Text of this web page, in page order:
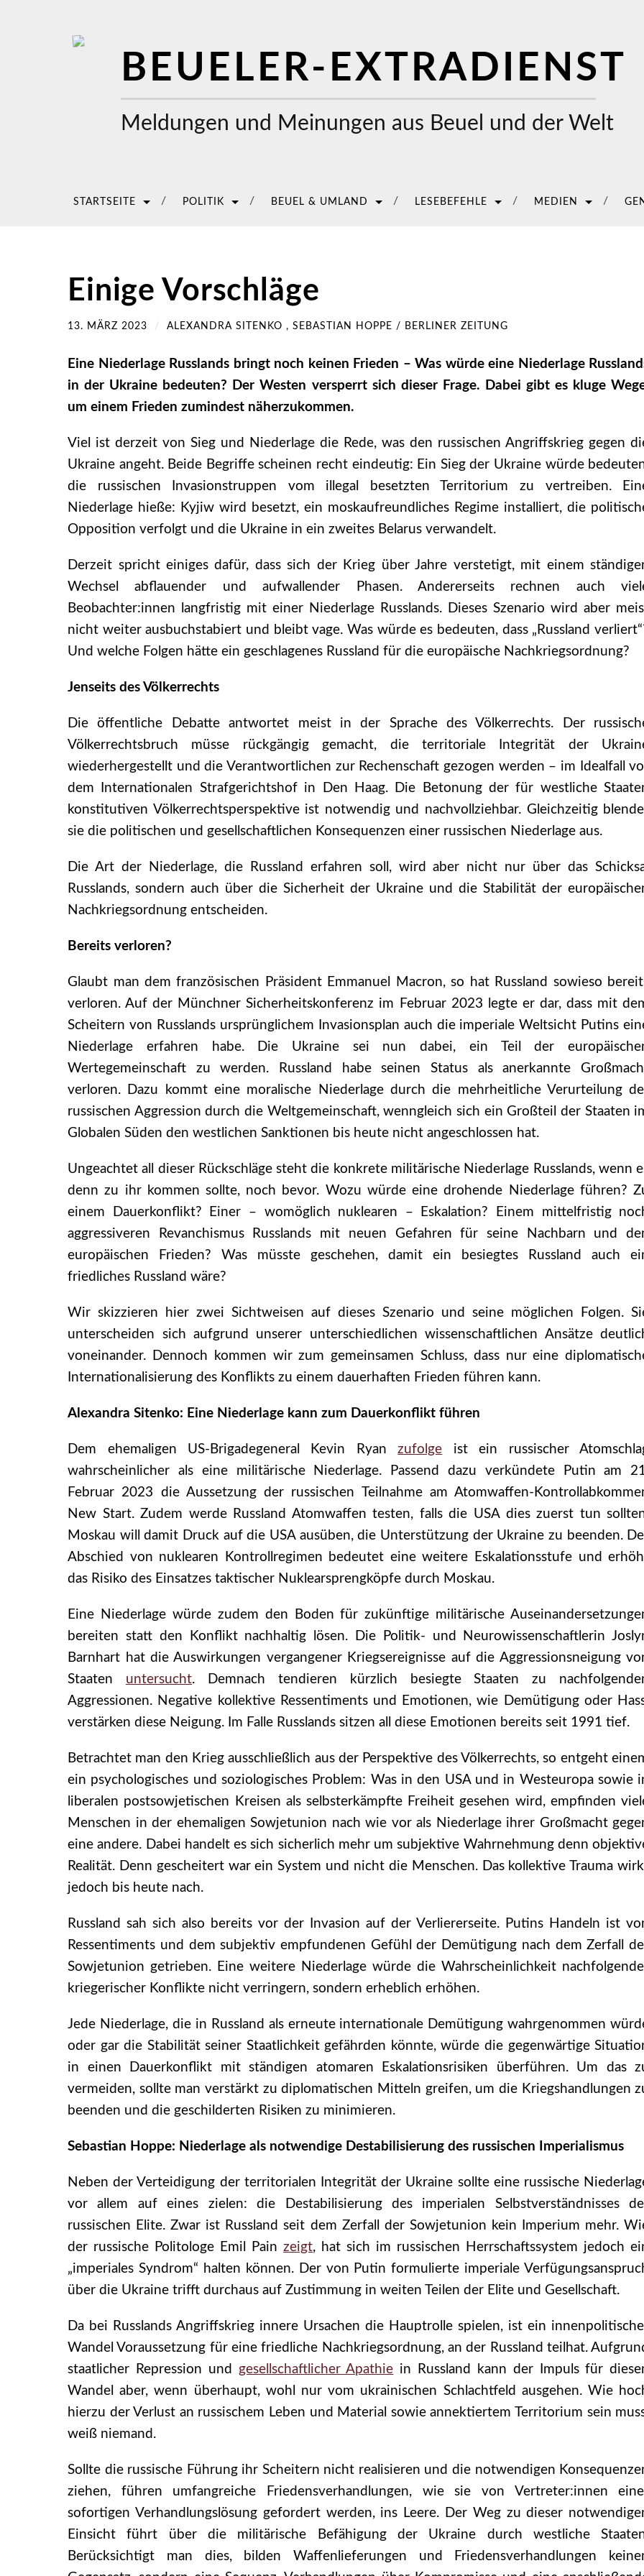
BEUELER-EXTRADIENST
Meldungen und Meinungen aus Beuel und der Welt
STARTSEITE POLITIK BEUEL & UMLAND LESEBEFEHLE MEDIEN
Einige Vorschläge
13. MÄRZ 2023 / ALEXANDRA SITENKO , SEBASTIAN HOPPE / BERLINER ZEITUNG
Eine Niederlage Russlands bringt noch keinen Frieden – Was würde eine Niederlage
in der Ukraine bedeuten? Der Westen versperrt sich dieser Frage. Dabei gibt es kluge
um einem Frieden zumindest näherzukommen.
Viel ist derzeit von Sieg und Niederlage die Rede, was den russischen Angriffskrieg gegen
Ukraine angeht. Beide Begriffe scheinen recht eindeutig: Ein Sieg der Ukraine würde
die russischen Invasionstruppen vom illegal besetzten Territorium zu vertreiben.
Niederlage hieße: Kyjiw wird besetzt, ein moskaufreundliches Regime installiert, die
Opposition verfolgt und die Ukraine in ein zweites Belarus verwandelt.
Derzeit spricht einiges dafür, dass sich der Krieg über Jahre verstetigt, mit einem
Wechsel abflauender und aufwallender Phasen. Andererseits rechnen auch
Beobachter:innen langfristig mit einer Niederlage Russlands. Dieses Szenario wird aber
nicht weiter ausbuchstabiert und bleibt vage. Was würde es bedeuten, dass „Russland
Und welche Folgen hätte ein geschlagenes Russland für die europäische Nachkriegsordnung?
Jenseits des Völkerrechts
Die öffentliche Debatte antwortet meist in der Sprache des Völkerrechts. Der
Völkerrechtsbruch müsse rückgängig gemacht, die territoriale Integrität der
wiederhergestellt und die Verantwortlichen zur Rechenschaft gezogen werden – im Idealfall
dem Internationalen Strafgerichtshof in Den Haag. Die Betonung der für westliche
konstitutiven Völkerrechtsperspektive ist notwendig und nachvollziehbar. Gleichzeitig
sie die politischen und gesellschaftlichen Konsequenzen einer russischen Niederlage aus.
Die Art der Niederlage, die Russland erfahren soll, wird aber nicht nur über das
Russlands, sondern auch über die Sicherheit der Ukraine und die Stabilität der
Nachkriegsordnung entscheiden.
Bereits verloren?
Glaubt man dem französischen Präsident Emmanuel Macron, so hat Russland sowieso
verloren. Auf der Münchner Sicherheitskonferenz im Februar 2023 legte er dar, dass mit
Scheitern von Russlands ursprünglichem Invasionsplan auch die imperiale Weltsicht Putins
Niederlage erfahren habe. Die Ukraine sei nun dabei, ein Teil der
Wertegemeinschaft zu werden. Russland habe seinen Status als anerkannte
verloren. Dazu kommt eine moralische Niederlage durch die mehrheitliche Verurteilung
russischen Aggression durch die Weltgemeinschaft, wenngleich sich ein Großteil der Staaten
Globalen Süden den westlichen Sanktionen bis heute nicht angeschlossen hat.
Ungeachtet all dieser Rückschläge steht die konkrete militärische Niederlage Russlands, wenn
denn zu ihr kommen sollte, noch bevor. Wozu würde eine drohende Niederlage führen?
einem Dauerkonflikt? Einer – womöglich nuklearen – Eskalation? Einem mittelfristig
aggressiveren Revanchismus Russlands mit neuen Gefahren für seine Nachbarn und
europäischen Frieden? Was müsste geschehen, damit ein besiegtes Russland auch
friedliches Russland wäre?
Wir skizzieren hier zwei Sichtweisen auf dieses Szenario und seine möglichen Folgen.
unterscheiden sich aufgrund unserer unterschiedlichen wissenschaftlichen Ansätze
voneinander. Dennoch kommen wir zum gemeinsamen Schluss, dass nur eine
Internationalisierung des Konflikts zu einem dauerhaften Frieden führen kann.
Alexandra Sitenko: Eine Niederlage kann zum Dauerkonflikt führen
Dem ehemaligen US-Brigadegeneral Kevin Ryanzufolge ist ein russischer
wahrscheinlicher als eine militärische Niederlage. Passend dazu verkündete Putin am
Februar 2023 die Aussetzung der russischen Teilnahme am Atomwaffen-
New Start. Zudem werde Russland Atomwaffen testen, falls die USA dies zuerst tun
Moskau will damit Druck auf die USA ausüben, die Unterstützung der Ukraine zu beenden.
Abschied von nuklearen Kontrollregimen bedeutet eine weitere Eskalationsstufe und
das Risiko des Einsatzes taktischer Nuklearsprengköpfe durch Moskau.
Eine Niederlage würde zudem den Boden für zukünftige militärische
bereiten statt den Konflikt nachhaltig lösen. Die Politik- und Neurowissenschaftlerin
Barnhart hat die Auswirkungen vergangener Kriegsereignisse auf die Aggressionsneigung
Staaten untersucht. Demnach tendieren kürzlich besiegte Staaten zu
Aggressionen. Negative kollektive Ressentiments und Emotionen, wie Demütigung oder
verstärken diese Neigung. Im Falle Russlands sitzen all diese Emotionen bereits seit 1991 tief.
Betrachtet man den Krieg ausschließlich aus der Perspektive des Völkerrechts, so entgeht
ein psychologisches und soziologisches Problem: Was in den USA und in Westeuropa sowie
liberalen postsowjetischen Kreisen als selbsterkämpfte Freiheit gesehen wird, empfinden
Menschen in der ehemaligen Sowjetunion nach wie vor als Niederlage ihrer Großmacht
eine andere. Dabei handelt es sich sicherlich mehr um subjektive Wahrnehmung denn
Realität. Denn gescheitert war ein System und nicht die Menschen. Das kollektive Trauma
jedoch bis heute nach.
Russland sah sich also bereits vor der Invasion auf der Verliererseite. Putins Handeln ist
Ressentiments und dem subjektiv empfundenen Gefühl der Demütigung nach dem Zerfall
Sowjetunion getrieben. Eine weitere Niederlage würde die Wahrscheinlichkeit
kriegerischer Konflikte nicht verringern, sondern erheblich erhöhen.
Jede Niederlage, die in Russland als erneute internationale Demütigung wahrgenommen
oder gar die Stabilität seiner Staatlichkeit gefährden könnte, würde die gegenwärtige
in einen Dauerkonflikt mit ständigen atomaren Eskalationsrisiken überführen. Um das
vermeiden, sollte man verstärkt zu diplomatischen Mitteln greifen, um die Kriegshandlungen
beenden und die geschilderten Risiken zu minimieren.
Sebastian Hoppe: Niederlage als notwendige Destabilisierung des russischen Imperialismus
Neben der Verteidigung der territorialen Integrität der Ukraine sollte eine russische
vor allem auf eines zielen: die Destabilisierung des imperialen Selbstverständnisses
russischen Elite. Zwar ist Russland seit dem Zerfall der Sowjetunion kein Imperium mehr.
der russische Politologe Emil Painzeigt, hat sich im russischen Herrschaftssystem jedoch
„imperiales Syndrom“ halten können. Der von Putin formulierte imperiale
über die Ukraine trifft durchaus auf Zustimmung in weiten Teilen der Elite und Gesellschaft.
Da bei Russlands Angriffskrieg innere Ursachen die Hauptrolle spielen, ist ein
Wandel Voraussetzung für eine friedliche Nachkriegsordnung, an der Russland teilhat.
staatlicher Repression und gesellschaftlicher Apathie in Russland kann der Impuls für
Wandel aber, wenn überhaupt, wohl nur vom ukrainischen Schlachtfeld ausgehen. Wie
hierzu der Verlust an russischem Leben und Material sowie annektiertem Territorium sein
weiß niemand.
Sollte die russische Führung ihr Scheitern nicht realisieren und die notwendigen
ziehen, führen umfangreiche Friedensverhandlungen, wie sie von Vertreter:innen
sofortigen Verhandlungslösung gefordert werden, ins Leere. Der Weg zu dieser
Einsicht führt über die militärische Befähigung der Ukraine durch westliche
Berücksichtigt man dies, bilden Waffenlieferungen und Friedensverhandlungen